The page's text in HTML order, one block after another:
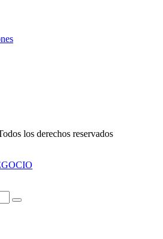
los derechos reservados